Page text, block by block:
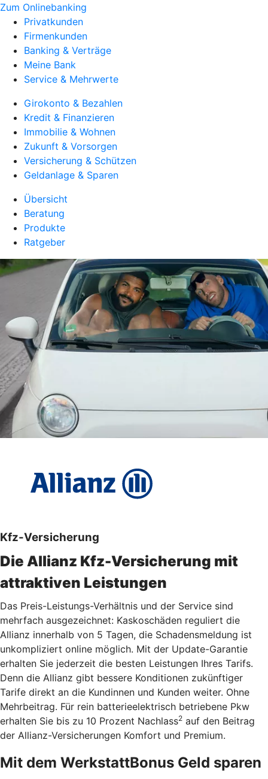
Zum Onlinebanking
Privatkunden
Firmenkunden
Banking & Verträge
Meine Bank
Service & Mehrwerte
Girokonto & Bezahlen
Kredit & Finanzieren
Immobilie & Wohnen
Zukunft & Vorsorgen
Versicherung & Schützen
Geldanlage & Sparen
Übersicht
Beratung
Produkte
Ratgeber
Kfz-Versicherung
Die Allianz Kfz-Versicherung mit
attraktiven Leistungen
Das Preis-Leistungs-Verhältnis und der Service sind
mehrfach ausgezeichnet: Kaskoschäden reguliert die
Allianz innerhalb von 5 Tagen, die Schadensmeldung ist
unkompliziert online möglich. Mit der Update-Garantie
erhalten Sie jederzeit die besten Leistungen Ihres Tarifs.
Denn die Allianz gibt bessere Konditionen zukünftiger
Tarife direkt an die Kundinnen und Kunden weiter. Ohne
Mehrbeitrag. Für rein batterieelektrisch betriebene Pkw
erhalten Sie bis zu 10 Prozent Nachlass2 auf den Beitrag
der Allianz-Versicherungen Komfort und Premium.
Mit dem WerkstattBonus Geld sparen